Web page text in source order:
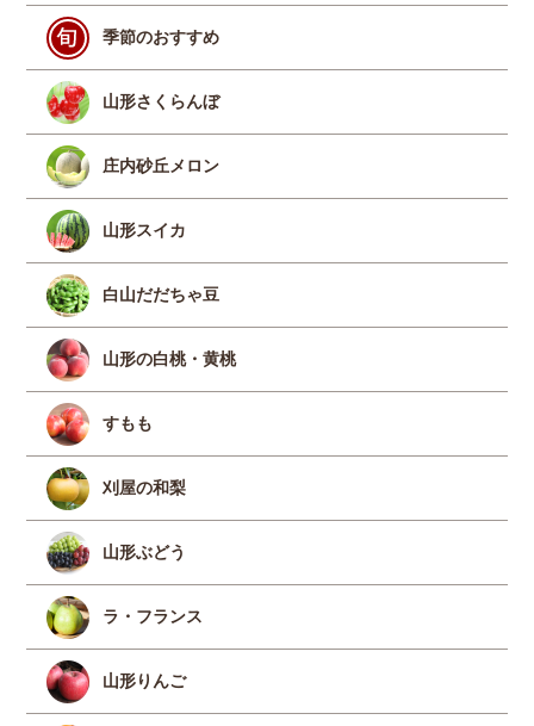
季節のおすすめ
山形さくらんぼ
庄内砂丘メロン
山形スイカ
白山だだちゃ豆
山形の白桃・黄桃
すもも
刈屋の和梨
山形ぶどう
ラ・フランス
山形りんご